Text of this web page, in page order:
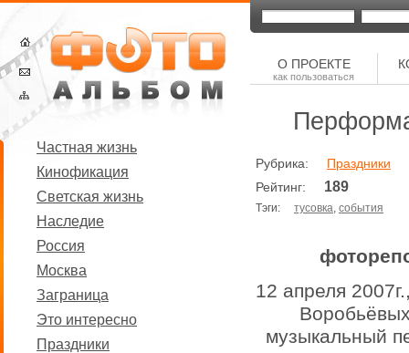
Частная жизнь
Кинофикация
Светская жизнь
Наследие
Россия
Москва
Заграница
Это интересно
Праздники
О ПРОЕКТЕ
как пользоваться
Рубрика: Праздники
Рейтинг: 189
Тэги: тусовка, события
12 апреля
музыкальный